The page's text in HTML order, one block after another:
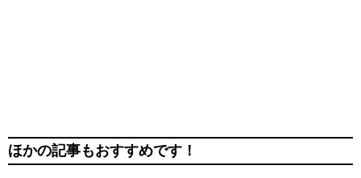
ほかの記事もおすすめです！